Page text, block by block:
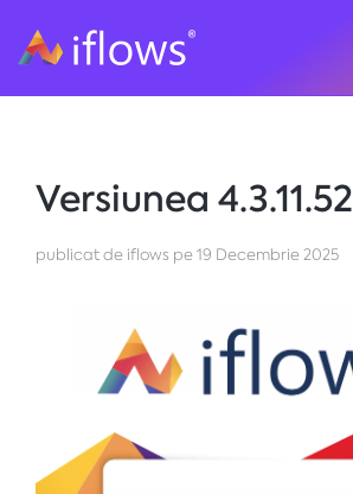
Versiunea 4.3.11.52
publicat de iflows pe19 Decembrie 2025